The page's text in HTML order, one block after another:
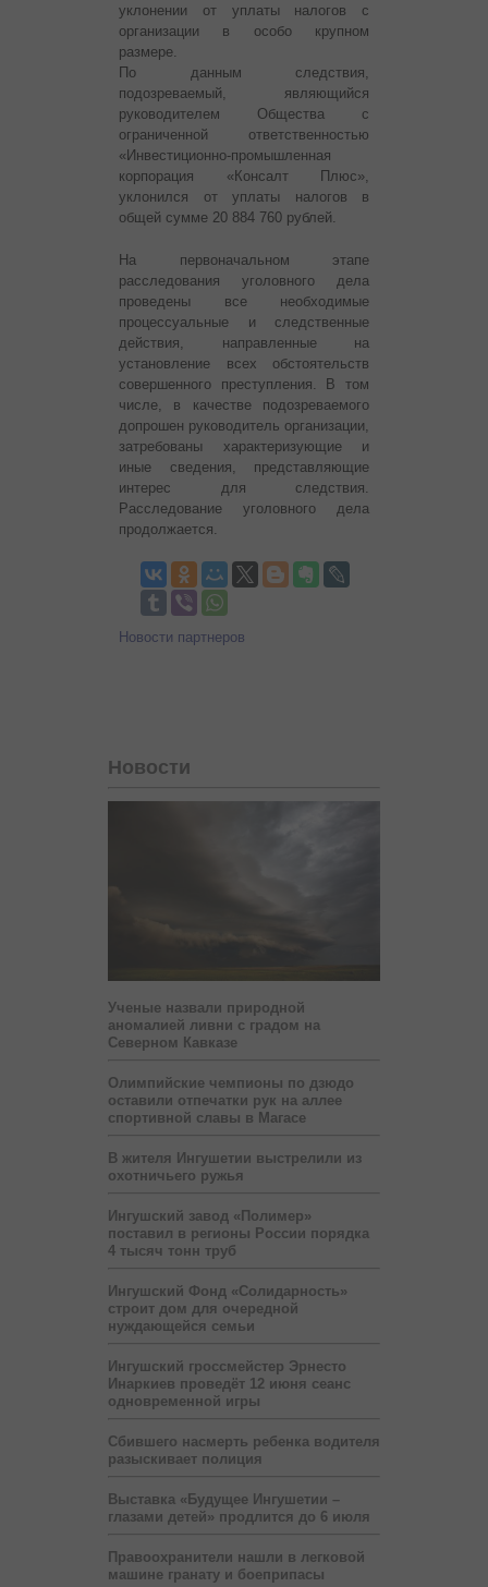
уклонении от уплаты налогов с
организации в особо крупном
размере.
По данным следствия,
подозреваемый, являющийся
руководителем Общества с
ограниченной ответственностью
«Инвестиционно-промышленная
корпорация «Консалт Плюс»,
уклонился от уплаты налогов в
общей сумме 20 884 760 рублей.
На первоначальном этапе
расследования уголовного дела
проведены все необходимые
процессуальные и следственные
действия, направленные на
установление всех обстоятельств
совершенного преступления. В том
числе, в качестве подозреваемого
допрошен руководитель организации,
затребованы характеризующие и
иные сведения, представляющие
интерес для следствия.
Расследование уголовного дела
продолжается.
Новости партнеров
Новости
Ученые назвали природной
аномалией ливни с градом на
Северном Кавказе
Олимпийские чемпионы по дзюдо
оставили отпечатки рук на аллее
спортивной славы в Магасе
В жителя Ингушетии выстрелили из
охотничьего ружья
Ингушский завод «Полимер»
поставил в регионы России порядка
4 тысяч тонн труб
Ингушский Фонд «Солидарность»
строит дом для очередной
нуждающейся семьи
Ингушский гроссмейстер Эрнесто
Инаркиев проведёт 12 июня сеанс
одновременной игры
Сбившего насмерть ребенка водителя
разыскивает полиция
Выставка «Будущее Ингушетии –
глазами детей» продлится до 6 июля
Правоохранители нашли в легковой
машине гранату и боеприпасы